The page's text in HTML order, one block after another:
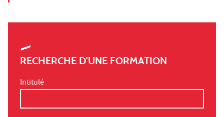
RECHERCHE D'UNE FORMATION
Intitulé